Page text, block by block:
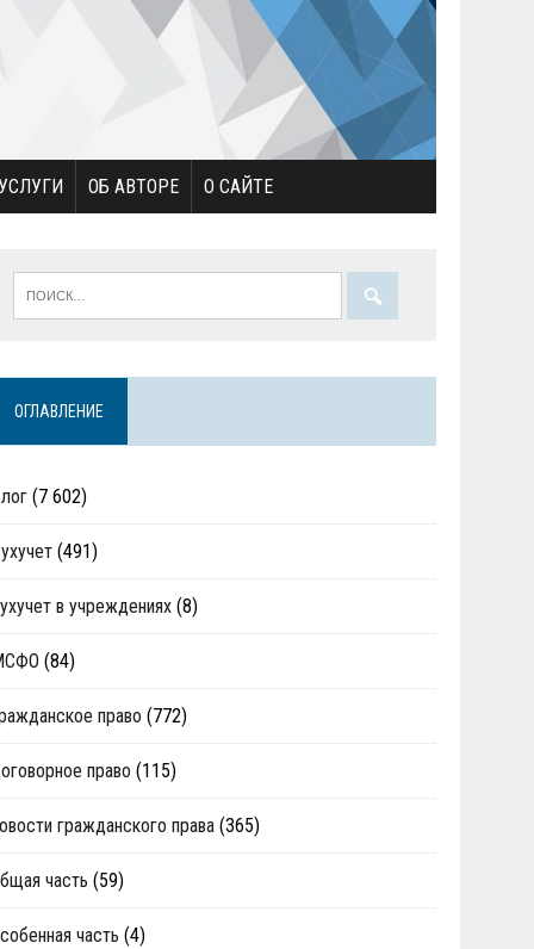
ОБ АВТОРЕ О САЙТЕ
ОГЛАВЛЕНИЕ
(7 602)
(491)
в учреждениях (8)
(84)
право (772)
право (115)
гражданского права (365)
часть (59)
часть (4)